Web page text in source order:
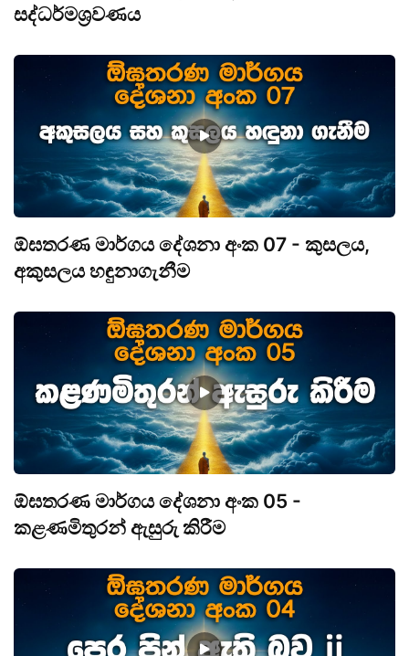
සද්ධර්මශ්‍රවණය
ඕඝතරණ මාර්ගය දේශනා අංක 07 - කුසලය,
අකුසලය හඳුනාගැනීම
ඕඝතරණ මාර්ගය දේශනා අංක 05 -
කළණමිතුරන් ඇසුරු කිරීම